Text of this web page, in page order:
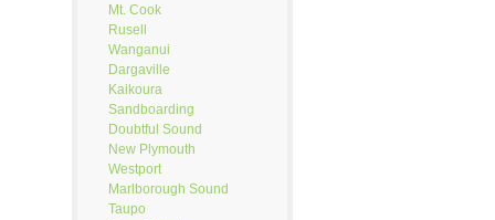
Mt. Cook
Rusell
Wanganui
Dargaville
Kaikoura
Sandboarding
Doubtful Sound
New Plymouth
Westport
Marlborough Sound
Taupo